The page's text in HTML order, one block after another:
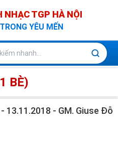
NHẠC TGP HÀ NỘI
YÊU MẾN
BÈ)
- 13.11.2018 - GM. Giuse Đỗ